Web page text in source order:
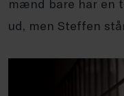
mænd bare har en
ud, men Steffen